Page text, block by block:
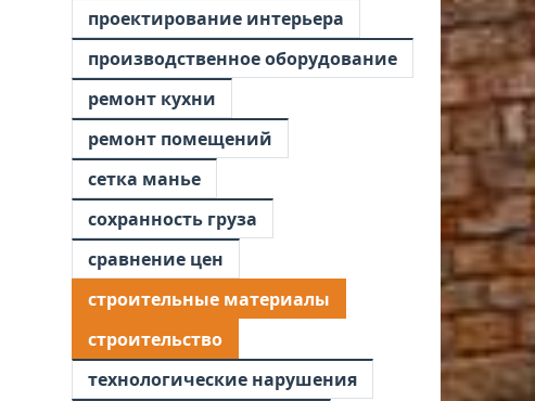
проектирование интерьера
производственное оборудование
ремонт кухни
ремонт помещений
сетка манье
сохранность груза
сравнение цен
строительные материалы
строительство
технологические нарушения